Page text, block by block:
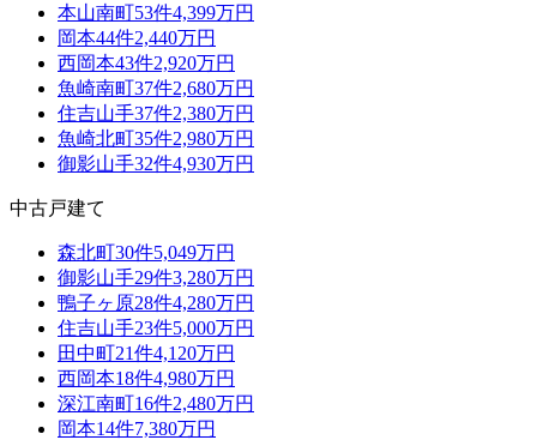
本山南町53件4,399万円
岡本44件2,440万円
西岡本43件2,920万円
魚崎南町37件2,680万円
住吉山手37件2,380万円
魚崎北町35件2,980万円
御影山手32件4,930万円
中古戸建て
森北町30件5,049万円
御影山手29件3,280万円
鴨子ヶ原28件4,280万円
住吉山手23件5,000万円
田中町21件4,120万円
西岡本18件4,980万円
深江南町16件2,480万円
岡本14件7,380万円